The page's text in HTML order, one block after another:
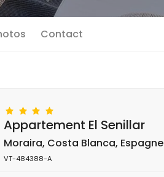
Contact
Appartement El Senillar
Moraira, Costa Blanca, Espagne
VT-484388-A